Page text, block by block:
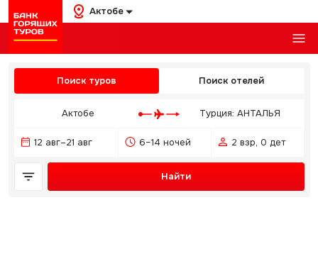
Актобе
Поиск туров Поиск отелей
Актобе Турция: АНТАЛЬЯ
12 авг–21 авг 6–14 ночей 2 взр, 0 дет
Найти